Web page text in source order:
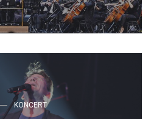
KONCERT